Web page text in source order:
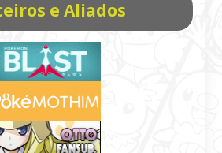
e Aliados